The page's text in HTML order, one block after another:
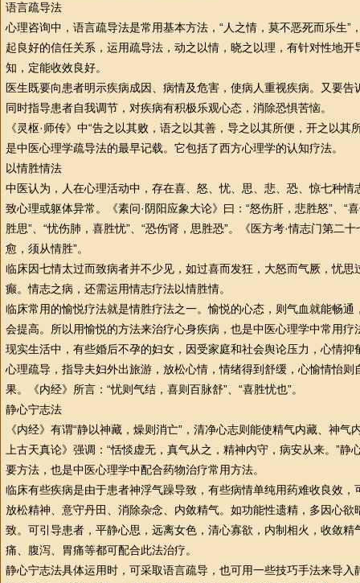
语言疏导法
心理咨询中，语言疏导法是常用基本方法，“人之情，莫不恶死而乐生”
起良好的信任关系，运用疏导法，动之以情，晓之以理，有针对性地开
知，定能收效良好。
医生既要向患者明示疾病成因、病情及危害，使病人重视疾病。又要告
同时指导患者自我调节，对疾病有积极乐观心态，消除恐惧苦恼。
《灵枢·师传》中“告之以其败，语之以其善，导之以其所便，开之以其
是中医心理学疏导法的最早记载。它包括了西方心理学的认知疗法。
以情胜情法
中医认为，人在心理活动中，存在喜、怒、忧、思、悲、恐、惊七种情
致心理或躯体异常。《素问·阴阳应象大论》曰：“怒伤肝，悲胜怒”、“
胜思”、“忧伤肺，喜胜忧”、“恐伤肾，思胜恐”。《医方考·情志门第二
愈，须从情胜”。
临床因七情太过而致病者并不少见，如过喜而发狂，大怒而气厥，忧思
癫。情志之病，还需运用情志疗法以情胜情。
临床常用的愉悦疗法就是情胜疗法之一。愉悦的心态，则气血就能畅通
会提高。所以用愉悦的方法来治疗心身疾病，也是中医心理学中常用疗
现实生活中，有些婚后不孕的妇女，因受家庭和社会舆论压力，心情抑
心理疏导，指导夫妇外出旅游，放松心情，情绪得到舒缓，心愉情怡则
果。《内经》所言：“忧则气结，喜则百脉舒”、“喜胜忧也”。
静心宁志法
《内经》有谓“静以神藏，燥则消亡”，清净心志则能使精气内藏、神气
上古天真论》强调：“恬惔虚无，真气从之，精神内守，病安从来。”静
要方法，也是中医心理学中配合药物治疗常用方法。
临床有些疾病是由于患者神浮气躁导致，有些病情单纯用药难收良效，
放松精神、意守丹田、消除杂念、内敛精气。如功能性遗精，多因心欲
致。可引导患者，平静心思，远离女色，清心寡欲，内制相火，收敛精
痛、腹泻、胃痛等都可配合此法治疗。
静心宁志法具体运用时，可采取语言疏导，也可用一些技巧手法来导入